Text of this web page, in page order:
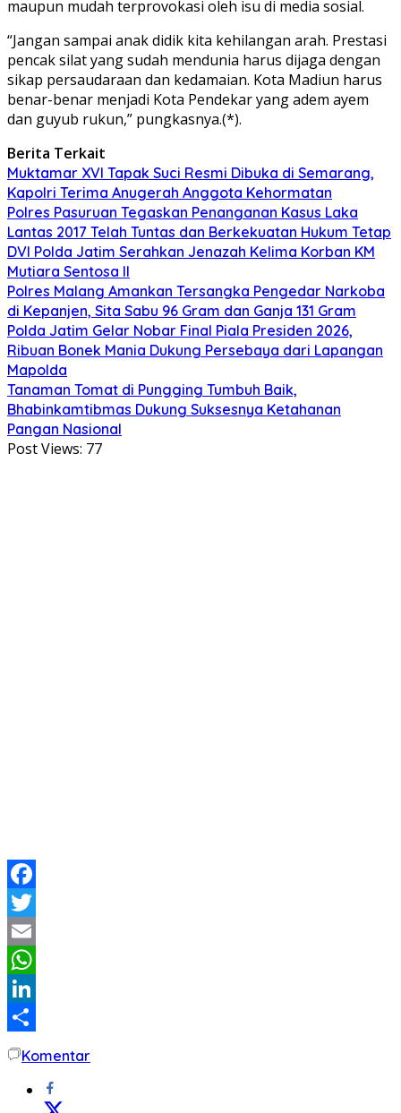
maupun mudah terprovokasi oleh isu di media sosial.
“Jangan sampai anak didik kita kehilangan arah. Prestasi
pencak silat yang sudah mendunia harus dijaga dengan
sikap persaudaraan dan kedamaian. Kota Madiun harus
benar-benar menjadi Kota Pendekar yang adem ayem
dan guyub rukun,” pungkasnya.(*).
Berita Terkait
Muktamar XVI Tapak Suci Resmi Dibuka di Semarang,
Kapolri Terima Anugerah Anggota Kehormatan
Polres Pasuruan Tegaskan Penanganan Kasus Laka
Lantas 2017 Telah Tuntas dan Berkekuatan Hukum Tetap
DVI Polda Jatim Serahkan Jenazah Kelima Korban KM
Mutiara Sentosa II
Polres Malang Amankan Tersangka Pengedar Narkoba
di Kepanjen, Sita Sabu 96 Gram dan Ganja 131 Gram
Polda Jatim Gelar Nobar Final Piala Presiden 2026,
Ribuan Bonek Mania Dukung Persebaya dari Lapangan
Mapolda
Tanaman Tomat di Pungging Tumbuh Baik,
Bhabinkamtibmas Dukung Suksesnya Ketahanan
Pangan Nasional
Post Views: 77
Facebook
Twitter
Email
WhatsApp
LinkedIn
ShareKomentar